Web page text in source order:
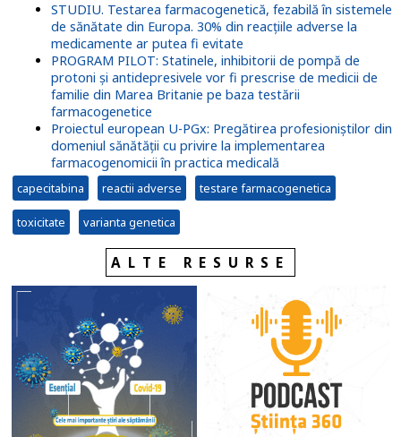
STUDIU. Testarea farmacogenetică, fezabilă în sistemele
de sănătate din Europa. 30% din reacțiile adverse la
medicamente ar putea fi evitate
PROGRAM PILOT: Statinele, inhibitorii de pompă de
protoni și antidepresivele vor fi prescrise de medicii de
familie din Marea Britanie pe baza testării
farmacogenetice
Proiectul european U-PGx: Pregătirea profesioniștilor din
domeniul sănătății cu privire la implementarea
farmacogenomicii în practica medicală
capecitabina reactii adverse testare farmacogenetica
toxicitate varianta genetica
ALTE RESURSE